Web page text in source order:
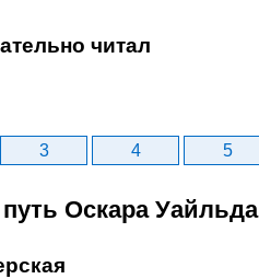
читал
3 4 5
Оскара Уайльда